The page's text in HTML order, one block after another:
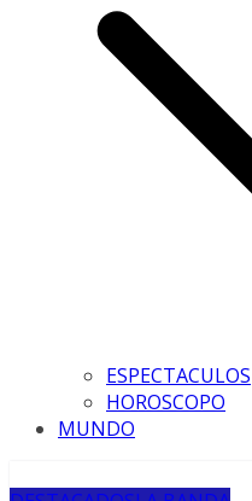
ESPECTACULOS
HOROSCOPO
MUNDO